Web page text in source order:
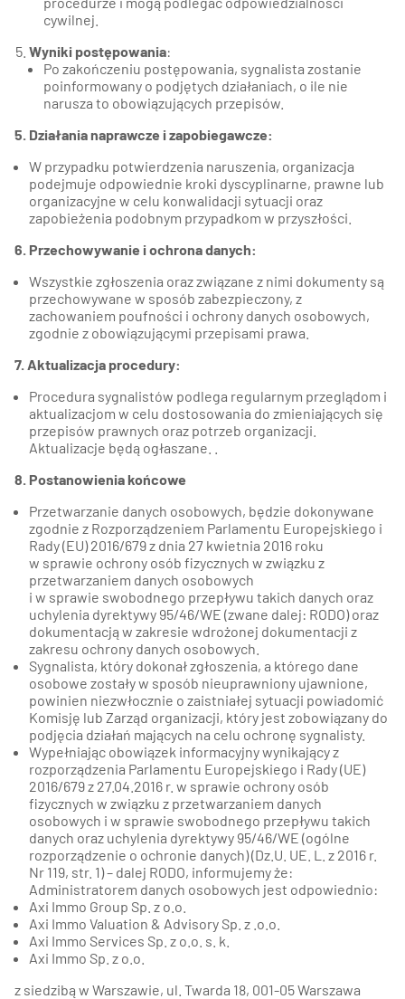
cywilnej.
Wyniki postępowania:
Po zakończeniu postępowania, sygnalista zostanie
poinformowany o podjętych działaniach, o ile nie
narusza to obowiązujących przepisów.
5. Działania naprawcze i zapobiegawcze:
W przypadku potwierdzenia naruszenia, organizacja
podejmuje odpowiednie kroki dyscyplinarne, prawne lub
organizacyjne w celu konwalidacji sytuacji oraz
zapobieżenia podobnym przypadkom w przyszłości.
6. Przechowywanie i ochrona danych:
Wszystkie zgłoszenia oraz związane z nimi dokumenty są
przechowywane w sposób zabezpieczony, z
zachowaniem poufności i ochrony danych osobowych,
zgodnie z obowiązującymi przepisami prawa.
7. Aktualizacja procedury:
Procedura sygnalistów podlega regularnym przeglądom i
aktualizacjom w celu dostosowania do zmieniających się
przepisów prawnych oraz potrzeb organizacji.
Aktualizacje będą ogłaszane. .
8. Postanowienia końcowe
Przetwarzanie danych osobowych, będzie dokonywane
zgodnie z Rozporządzeniem Parlamentu Europejskiego i
Rady (EU) 2016/679 z dnia 27 kwietnia 2016 roku
w sprawie ochrony osób fizycznych w związku z
przetwarzaniem danych osobowych
i w sprawie swobodnego przepływu takich danych oraz
uchylenia dyrektywy 95/46/WE (zwane dalej: RODO) oraz
dokumentacją w zakresie wdrożonej dokumentacji z
zakresu ochrony danych osobowych.
Sygnalista, który dokonał zgłoszenia, a którego dane
osobowe zostały w sposób nieuprawniony ujawnione,
powinien niezwłocznie o zaistniałej sytuacji powiadomić
Komisję lub Zarząd organizacji, który jest zobowiązany do
podjęcia działań mających na celu ochronę sygnalisty.
Wypełniając obowiązek informacyjny wynikający z
rozporządzenia Parlamentu Europejskiego i Rady (UE)
2016/679 z 27.04.2016 r. w sprawie ochrony osób
fizycznych w związku z przetwarzaniem danych
osobowych i w sprawie swobodnego przepływu takich
danych oraz uchylenia dyrektywy 95/46/WE (ogólne
rozporządzenie o ochronie danych) (Dz.U. UE. L. z 2016 r.
Nr 119, str. 1) – dalej RODO, informujemy że:
Administratorem danych osobowych jest odpowiednio:
Axi Immo Group Sp. z o.o.
Axi Immo Valuation & Advisory Sp. z .o.o.
Axi Immo Services Sp. z o.o. s. k.
Axi Immo Sp. z o.o.
z siedzibą w Warszawie, ul. Twarda 18, 001-05 Warszawa